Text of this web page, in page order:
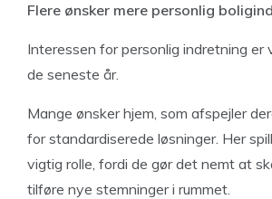
Flere ønsker mere personlig
Interessen for personlig indretning er
de seneste år.
Mange ønsker hjem, som afspejler
for standardiserede løsninger. Her
vigtig rolle, fordi de gør det nemt at
tilføre nye stemninger i rummet.